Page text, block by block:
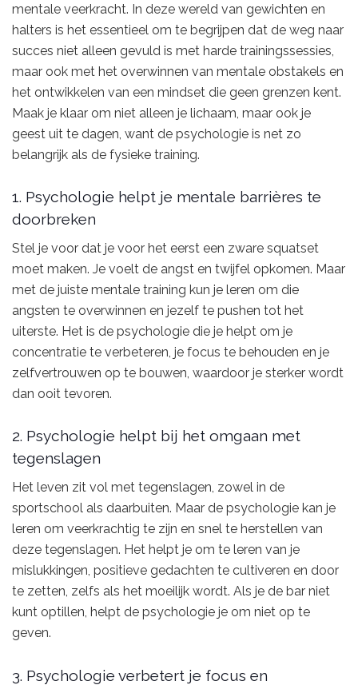
mentale veerkracht. In deze wereld van gewichten en
halters is het essentieel om te begrijpen dat de weg naar
succes niet alleen gevuld is met harde trainingssessies,
maar ook met het overwinnen van mentale obstakels en
het ontwikkelen van een mindset die geen grenzen kent.
Maak je klaar om niet alleen je lichaam, maar ook je
geest uit te dagen, want de psychologie is net zo
belangrijk als de fysieke training.
1. Psychologie helpt je mentale barrières te
doorbreken
Stel je voor dat je voor het eerst een zware squatset
moet maken. Je voelt de angst en twijfel opkomen. Maar
met de juiste mentale training kun je leren om die
angsten te overwinnen en jezelf te pushen tot het
uiterste. Het is de psychologie die je helpt om je
concentratie te verbeteren, je focus te behouden en je
zelfvertrouwen op te bouwen, waardoor je sterker wordt
dan ooit tevoren.
2. Psychologie helpt bij het omgaan met
tegenslagen
Het leven zit vol met tegenslagen, zowel in de
sportschool als daarbuiten. Maar de psychologie kan je
leren om veerkrachtig te zijn en snel te herstellen van
deze tegenslagen. Het helpt je om te leren van je
mislukkingen, positieve gedachten te cultiveren en door
te zetten, zelfs als het moeilijk wordt. Als je de bar niet
kunt optillen, helpt de psychologie je om niet op te
geven.
3. Psychologie verbetert je focus en